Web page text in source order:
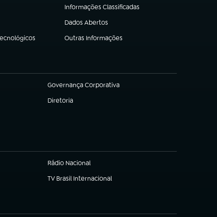
Informações Classificadas
(abre em nova aba)
Dados Abertos
(abre em nova aba)
Outras Informações
(abre em nova aba)
Governança Corporativa
(abre em nova aba)
Diretoria
(abre em nova aba)
Rádio Nacional
(abre em nova aba)
TV Brasil Internacional
(abre em nova aba)